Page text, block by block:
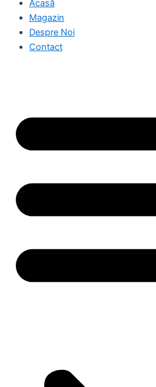
Acasă
Magazin
Despre Noi
Contact